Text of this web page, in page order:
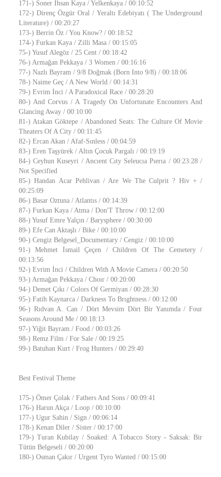
171-) Soner İhsan Kaya / Yelkenkaya / 00:10:52
172-) Direnç Özgür Oral / Yeraltı Edebiyatı ( The Underground
Literature) / 00:20:27
173-) Berrin Öz / You Know? / 00:18:52
174-) Furkan Kaya / Zilli Masa / 00:15:05
75-) Yusuf Alegöz / 25 Cent / 00:18:42
76-) Armağan Pekkaya / 3 Women / 00:16:16
77-) Nazlı Bayram / 9/8 Doğmak (Born Into 9/8) / 00:18:06
78-) Naime Geç / A New World / 00:14:31
79-) Evrim İnci / A Paradoxical Race / 00:28:20
80-) And Corvus / A Tragedy On Unfortunate Encounters And
Glancing Away / 00:10:00
81-) Atakan Göktepe / Abandoned Seats: The Culture Of Movie
Theaters Of A City / 00:11:45
82-) Ercan Akan / Afaf-­Sınless / 00:04:59
83-) Eren Taşyürek / Altın Çocuk Pargalı / 00:19:19
84-) Ceyhun Kuseyri / Ancıent Cıty Seleucıa Pıerıa / 00:23:28 /
Not Specified
85-) Handan Acar Pehlivan / Are We The Culprit ? Hiv + /
00:25:09
86-) Basar Oztuna / Atlantıs / 00:14:39
87-) Furkan Kaya / Atma / Don'T Throw / 00:12:00
88-) Yusuf Emre Yalçın / Barysphere / 00:30:00
89-) Efe Can Aktaşlı / Bike / 00:10:00
90-) Cengiz Belgesel_Documentary / Cengiz / 00:10:00
91-) Mehmet İsmail Çeçen / Children Of The Cemetery /
00:13:56
92-) Evrim İnci / Children With A Movie Camera / 00:20:50
93-) Armağan Pekkaya / Choır / 00:20:00
94-) Demet Çıkı / Colors Of Germiyan / 00:28:30
95-) Fatih Kaynarca / Darkness To Brıghtness / 00:12:00
96-) Rıdvan A. Can / Dört Mevsim Dört Bir Yanımda / Four
Seasons Around Me / 00:18:13
97-) Yiğit Bayram / Food / 00:03:26
98-) Remz Film / For Sale / 00:19:25
99-) Batuhan Kurt / Frog Hunters / 00:29:40
Best Festival Theme
175-) Ömer Çolak / Fathers And Sons / 00:09:41
176-) Harun Akça / Loop / 00:10:00
177-) Ugur Sahin / Sign / 00:06:14
178-) Kenan Diler / Sister / 00:17:00
179-) Turan Kubilay / Soaked: A Tobacco Story - Saksak: Bir
Tütün Belgeseli / 00:20:00
180-) Osman Çakır / Urgent Tyro Wanted / 00:15:00